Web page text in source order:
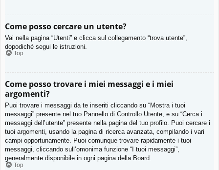
Come posso cercare un utente?
Vai nella pagina “Utenti” e clicca sul collegamento “trova utente”,
dopodiché segui le istruzioni.
Top
Come posso trovare i miei messaggi e i miei
argomenti?
Puoi trovare i messaggi da te inseriti cliccando su “Mostra i tuoi
messaggi” presente nel tuo Pannello di Controllo Utente, e su “Cerca i
messaggi dell’utente” presente nella pagina del tuo profilo. Puoi cercare i
tuoi argomenti, usando la pagina di ricerca avanzata, compilando i vari
campi opportunamente. Puoi comunque trovare rapidamente i tuoi
messaggi, cliccando sull’omonima funzione “I tuoi messaggi”,
generalmente disponibile in ogni pagina della Board.
Top